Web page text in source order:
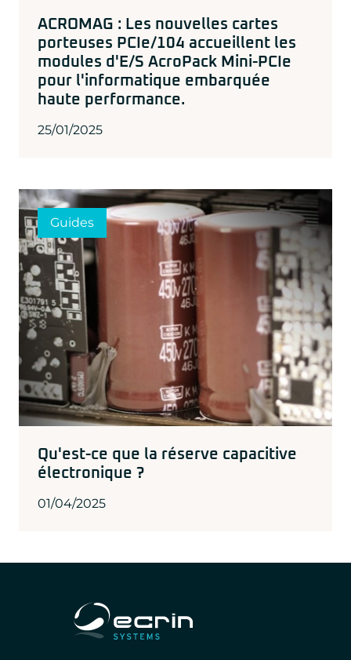
ACROMAG : Les nouvelles cartes
porteuses PCIe/104 accueillent les
modules d'E/S AcroPack Mini-PCIe
pour l'informatique embarquée
haute performance.
25/01/2025
Guides
Qu'est-ce que la réserve capacitive
électronique ?
01/04/2025